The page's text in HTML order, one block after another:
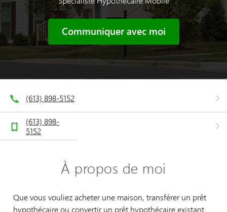
Communiquer avec moi
(613) 898-5152
(613) 898-
5152
À propos de moi
Que vous vouliez acheter une maison, transférer un prêt
hypothécaire ou convertir un prêt hypothécaire existant